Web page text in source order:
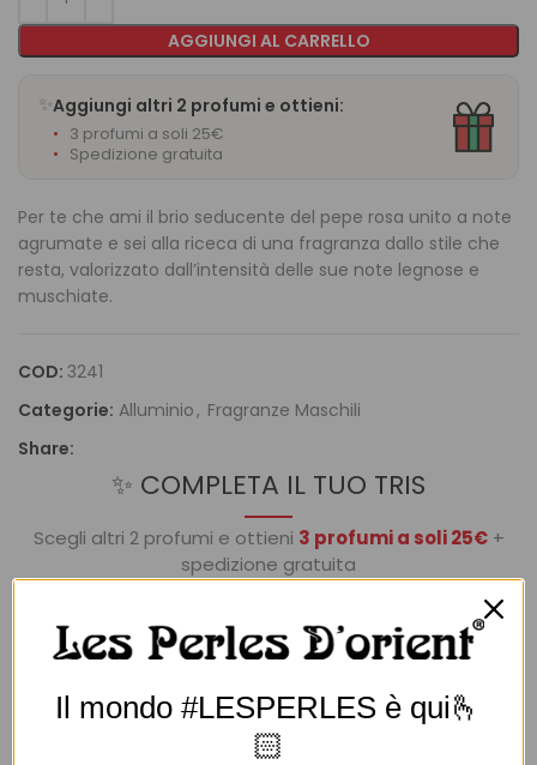
AGGIUNGI AL CARRELLO
✨Aggiungi altri 2 profumi e ottieni:
3 profumi a soli 25€
Spedizione gratuita
Per te che ami il brio seducente del pepe rosa unito a note
agrumate e sei alla riceca di una fragranza dallo stile che
resta, valorizzato dall’intensità delle sue note legnose e
muschiate.
COD: 3241
Categorie: Alluminio, Fragranze Maschili
Share:
✨ COMPLETA IL TUO TRIS
Scegli altri 2 profumi e ottieni 3 profumi a soli 25€+
spedizione gratuita
Il mondo #LESPERLES è qui🫰
🏻